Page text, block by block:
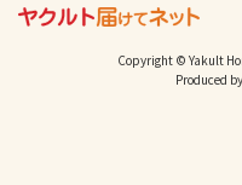
Copyright © Yakult
Produced